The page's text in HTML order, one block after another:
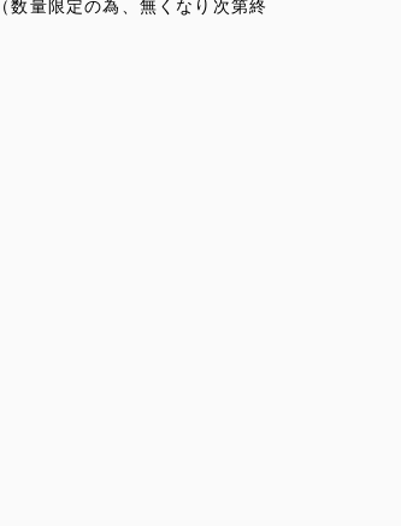
量限定の為、無くなり次第終